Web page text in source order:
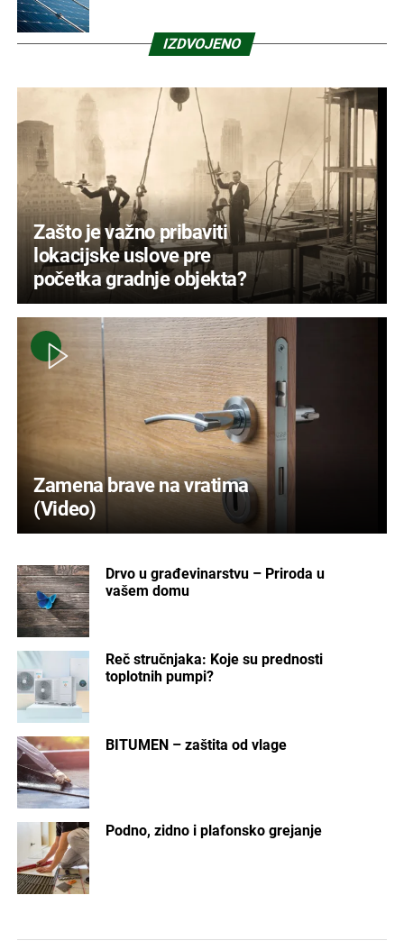
IZDVOJENO
Zašto je važno pribaviti
lokacijske uslove pre
početka gradnje objekta?
Zamena brave na vratima
(Video)
Drvo u građevinarstvu – Priroda u
vašem domu
Reč stručnjaka: Koje su prednosti
toplotnih pumpi?
BITUMEN – zaštita od vlage
Podno, zidno i plafonsko grejanje